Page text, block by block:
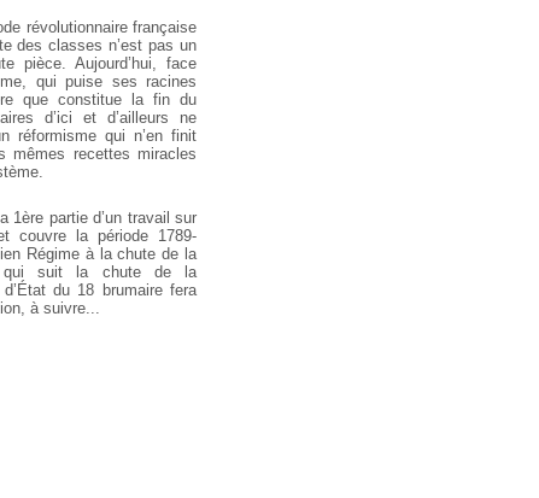
révolutionnaire française
des classes n’est pas un
pièce. Aujourd’hui, face
qui puise ses racines
que constitue la fin du
d’ici et d’ailleurs ne
réformisme qui n’en finit
mêmes recettes miracles
1ère partie d’un travail sur
couvre la période 1789-
Régime à la chute de la
qui suit la chute de la
du 18 brumaire fera
à suivre...